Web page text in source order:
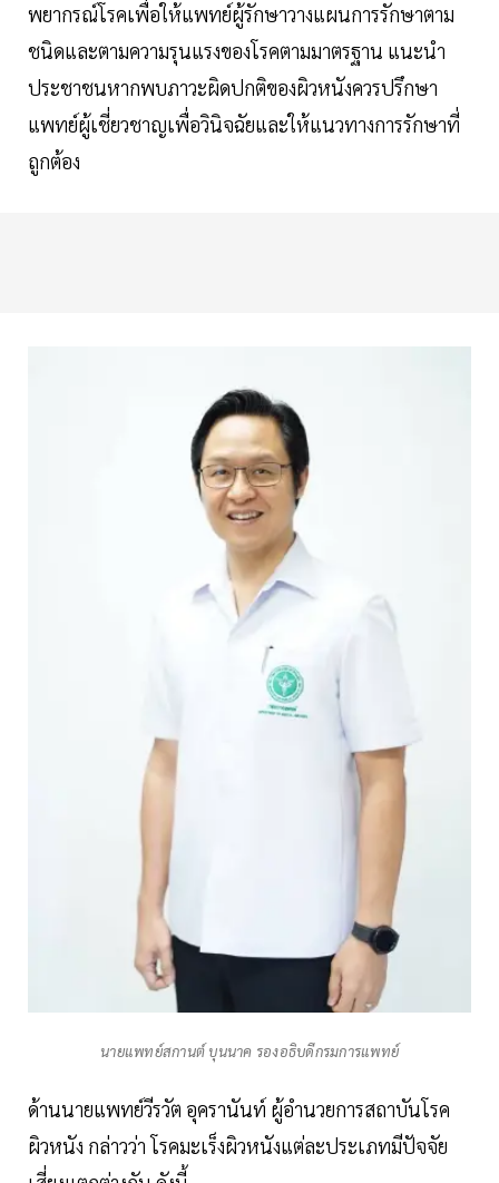
พยากรณ์โรคเพื่อให้แพทย์ผู้รักษาวางแผนการรักษาตาม
ชนิดและตามความรุนแรงของโรคตามมาตรฐาน แนะนำ
ประชาชนหากพบภาวะผิดปกติของผิวหนังควรปรึกษา
แพทย์ผู้เชี่ยวชาญเพื่อวินิจฉัยและให้แนวทางการรักษาที่
ถูกต้อง
นายแพทย์สกานต์ บุนนาค รองอธิบดีกรมการแพทย์
ด้านนายแพทย์วีรวัต อุครานันท์ ผู้อำนวยการสถาบันโรค
ผิวหนัง กล่าวว่า โรคมะเร็งผิวหนังแต่ละประเภทมีปัจจัย